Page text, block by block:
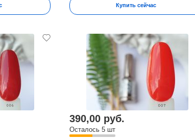
Купить сейчас
390,00 руб.
Осталось 5 шт